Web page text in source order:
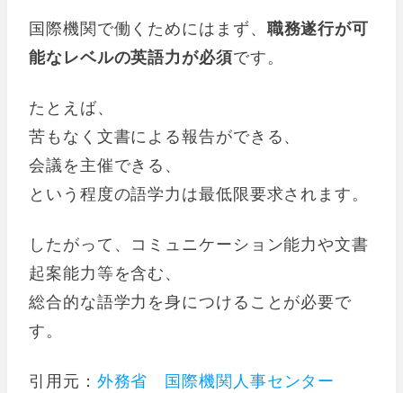
国際機関で働くためにはまず、 職務遂行が可
能なレベルの英語力が必須です。
たとえば、
苦もなく文書による報告ができる、
会議を主催できる、
という程度の語学力は最低限要求されます。
したがって、コミュニケーション能力や文書
起案能力等を含む、
総合的な語学力を身につけることが必要で
す。
引用元： 外務省 国際機関人事センター